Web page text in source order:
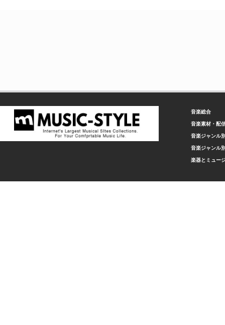
音楽総合
音楽素材・配
音楽ジャンル
音楽ジャンル
楽器とミュー